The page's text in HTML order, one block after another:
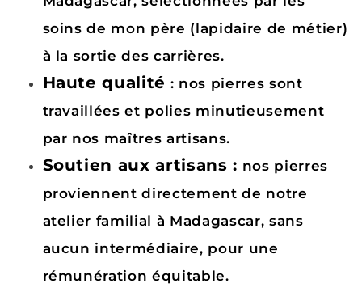
soins de mon père (lapidaire de métier)
à la sortie des carrières.
Haute qualité : nos pierres sont
travaillées et polies minutieusement
par nos maîtres artisans.
Soutien aux artisans : nos pierres
proviennent directement de notre
atelier familial à Madagascar, sans
aucun intermédiaire, pour une
rémunération équitable.